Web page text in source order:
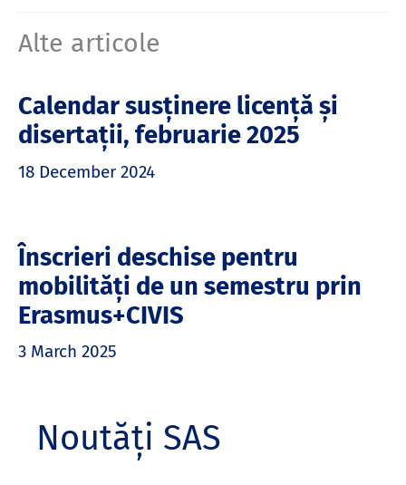
Alte articole
Calendar susținere licență și
disertații, februarie 2025
18 December 2024
Înscrieri deschise pentru
mobilități de un semestru prin
Erasmus+CIVIS
3 March 2025
Noutăți SAS